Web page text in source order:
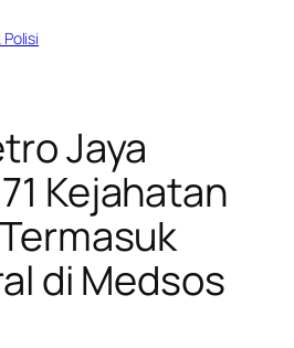
Jaya
Kejahatan
di Medsos